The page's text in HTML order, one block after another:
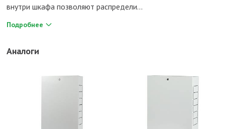
внутри шкафа позволяют распредели...
Подробнее
Аналоги